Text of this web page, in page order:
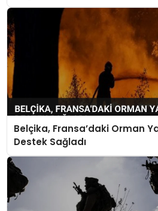
Belçika, Fransa’daki Orman
Destek Sağladı